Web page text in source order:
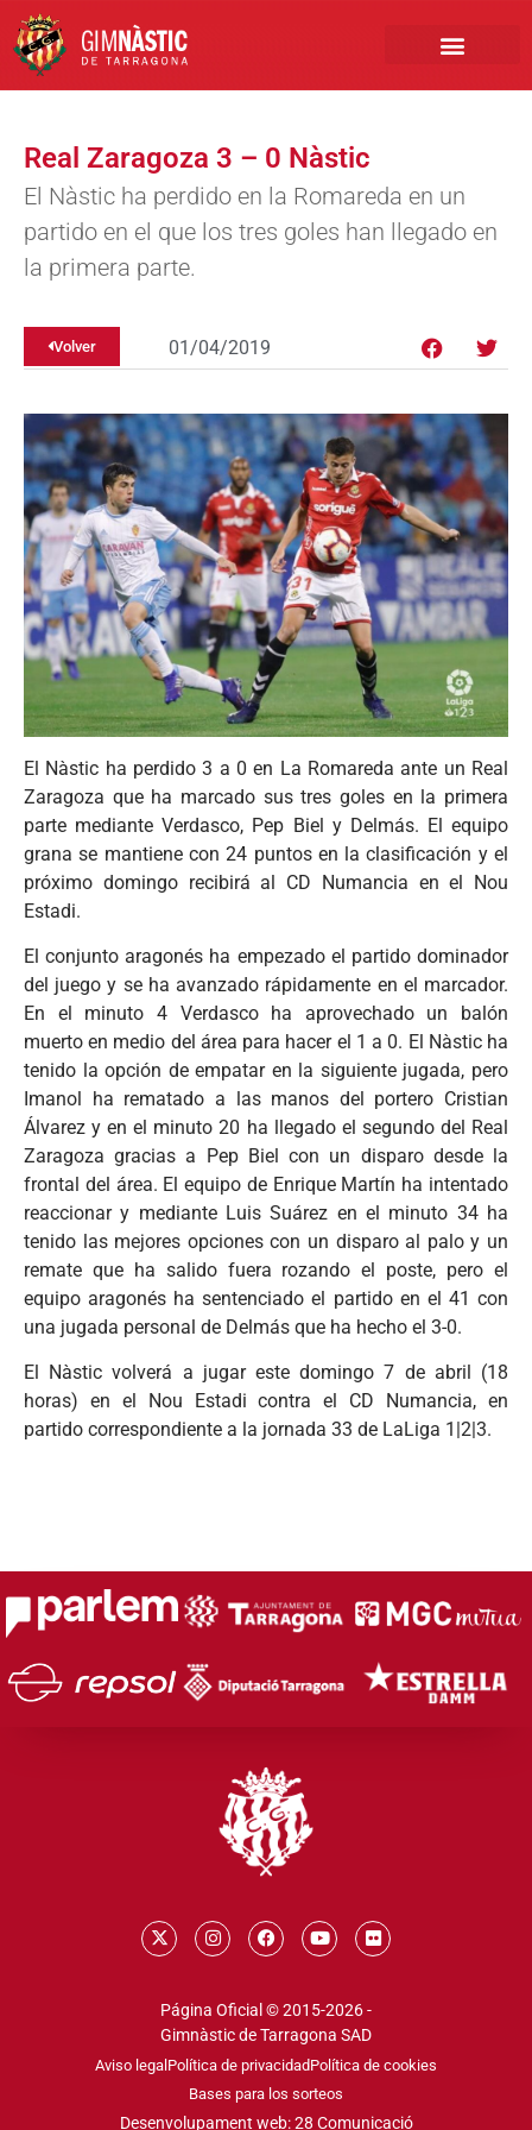
Real Zaragoza 3 – 0 Nàstic
El Nàstic ha perdido en la Romareda en un
partido en el que los tres goles han llegado en
la primera parte.
Volver 01/04/2019
El Nàstic ha perdido 3 a 0 en La Romareda ante un Real
Zaragoza que ha marcado sus tres goles en la primera
parte mediante Verdasco, Pep Biel y Delmás. El equipo
grana se mantiene con 24 puntos en la clasificación y el
próximo domingo recibirá al CD Numancia en el Nou
Estadi.
El conjunto aragonés ha empezado el partido dominador
del juego y se ha avanzado rápidamente en el marcador.
En el minuto 4 Verdasco ha aprovechado un balón
muerto en medio del área para hacer el 1 a 0. El Nàstic ha
tenido la opción de empatar en la siguiente jugada, pero
Imanol ha rematado a las manos del portero Cristian
Álvarez y en el minuto 20 ha llegado el segundo del Real
Zaragoza gracias a Pep Biel con un disparo desde la
frontal del área. El equipo de Enrique Martín ha intentado
reaccionar y mediante Luis Suárez en el minuto 34 ha
tenido las mejores opciones con un disparo al palo y un
remate que ha salido fuera rozando el poste, pero el
equipo aragonés ha sentenciado el partido en el 41 con
una jugada personal de Delmás que ha hecho el 3-0.
El Nàstic volverá a jugar este domingo 7 de abril (18
horas) en el Nou Estadi contra el CD Numancia, en
partido correspondiente a la jornada 33 de LaLiga 1|2|3.
Página Oficial © 2015-2026 -
Gimnàstic de Tarragona SAD
Aviso legal Política de privacidadPolítica de cookies
Bases para los sorteos
Desenvolupament web: 28 Comunicació